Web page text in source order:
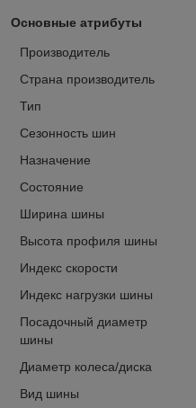
Основные атрибуты
Производитель
Страна производитель
Тип
Сезонность шин
Назначение
Состояние
Ширина шины
Высота профиля шины
Индекс скорости
Индекс нагрузки шины
Посадочный диаметр
шины
Диаметр колеса/диска
Вид шины